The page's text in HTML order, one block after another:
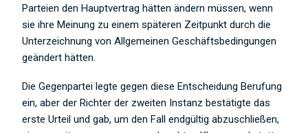
Parteien den Hauptvertrag hätten ändern müssen, wenn
sie ihre Meinung zu einem späteren Zeitpunkt durch die
Unterzeichnung von Allgemeinen Geschäftsbedingungen
geändert hätten.
Die Gegenpartei legte gegen diese Entscheidung Berufung
ein, aber der Richter der zweiten Instanz bestätigte das
erste Urteil und gab, um den Fall endgültig abzuschließen,